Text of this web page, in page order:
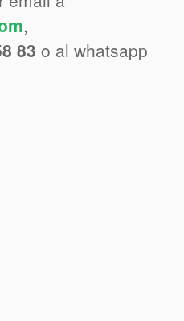
,
83 o al whatsapp